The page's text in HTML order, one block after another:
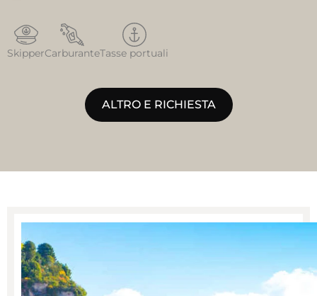
SkipperCarburanteTasse portuali
ALTRO E RICHIESTA